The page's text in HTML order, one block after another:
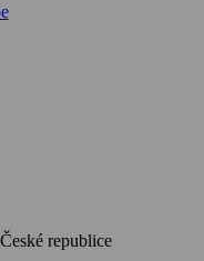
republice